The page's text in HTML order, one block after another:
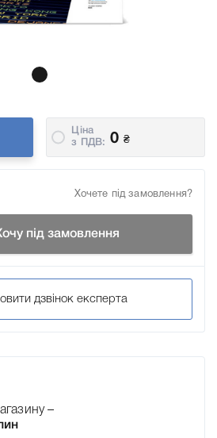
Ціна
з ПДВ:
0 ₴
Хочете під замовлення?
під замовлення
дзвінок експерта
–